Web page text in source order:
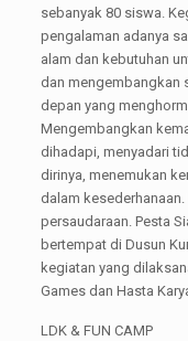
sebanyak 80 siswa.
pengalaman adanya
alam dan kebutuhan
dan mengembangkan
depan yang
Mengembangkan
dihadapi, menyadari
dirinya, menemukan
dalam
persaudaraan. Pesta
bertempat di Dusun
kegiatan yang
Games dan Hasta
LDK & FUN CAMP